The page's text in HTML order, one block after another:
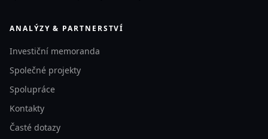
ANALÝZY & PARTNERSTVÍ
Investiční memoranda
Společné projekty
Spolupráce
Kontakty
Časté dotazy